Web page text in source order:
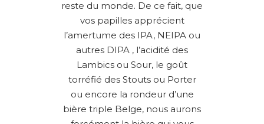
reste du monde. De ce fait, que
vos papilles apprécient
l’amertume des IPA, NEIPA ou
autres DIPA , l’acidité des
Lambics ou Sour, le goût
torréfié des Stouts ou Porter
ou encore la rondeur d’une
bière triple Belge, nous aurons